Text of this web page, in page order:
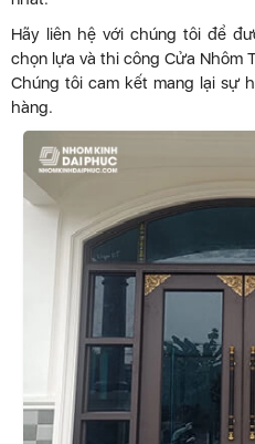
Hãy liên hệ với chúng tôi để
chọn lựa và thi công Cửa Nhôm
Chúng tôi cam kết mang lại sự
hàng.